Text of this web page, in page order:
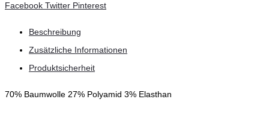
Teilen
Facebook Twitter Pinterest
Beschreibung
Zusätzliche Informationen
Produktsicherheit
70% Baumwolle 27% Polyamid 3% Elasthan